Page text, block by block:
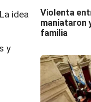
idea
y
Violenta
maniataron
familia